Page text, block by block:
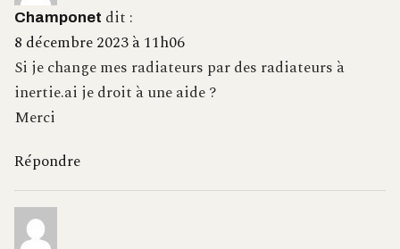
Champonet dit :
8 décembre 2023 à 11h06
Si je change mes radiateurs par des radiateurs à
inertie.ai je droit à une aide ?
Merci
Répondre